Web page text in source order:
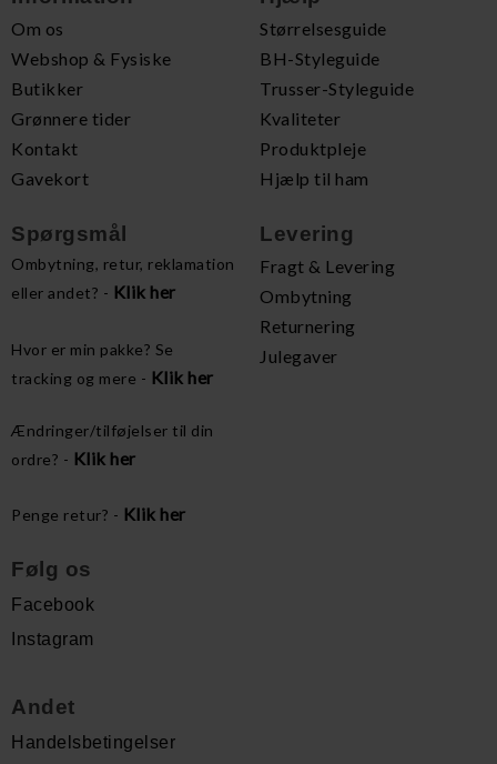
Om os
Webshop & Fysiske
Butikker
Grønnere tider
Kontakt
Gavekort
Størrelsesguide
BH-Styleguide
Trusser-Styleguide
Kvaliteter
Produktpleje
Hjælp til ham
Spørgsmål
Ombytning, retur, reklamation
eller andet? - Klik her
Hvor er min pakke? Se
tracking og mere - Klik her
Ændringer/tilføjelser til din
ordre? - Klik her
Penge retur? - Klik her
Levering
Fragt & Levering
Ombytning
Returnering
Julegaver
Følg os
Facebook
Instagram
Andet
Handelsbetingelser